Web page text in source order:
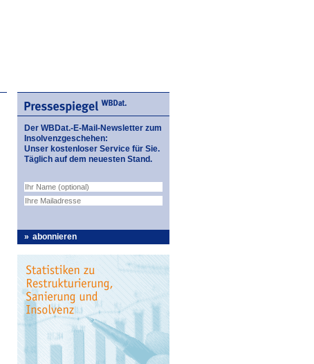
Der WBDat.-E-Mail-Newsletter zum
Insolvenzgeschehen:
Unser kostenloser Service für Sie.
Täglich auf dem neuesten Stand.
abonnieren